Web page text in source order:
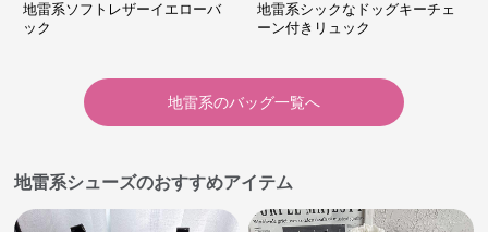
地雷系ソフトレザーイエローバ
ック
地雷系シックなドッグキーチェ
ーン付きリュック
地雷系のバッグ一覧へ
地雷系シューズのおすすめアイテム